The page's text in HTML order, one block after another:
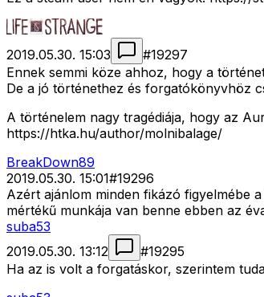
2019.05.30. 15:03 #19297
Ennek semmi köze ahhoz, hogy a
De a jó történethez és forgatókönyvhöz
A történelem nagy tragédiája, hogy az
https://htka.hu/author/molnibalage/
BreakDown89
2019.05.30. 15:01#19296
Azért ajánlom minden fikázó figyelmébe
mértékű munkája van benne ebben az
suba53
2019.05.30. 13:12
#19295
Ha az is volt a forgatáskor, szerintem